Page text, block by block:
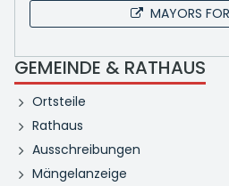
MAYORS
GEMEINDE & RATHAUS
Ortsteile
Rathaus
Ausschreibungen
Mängelanzeige